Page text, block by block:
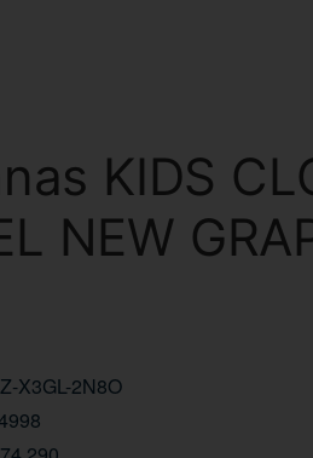
KIDS
NEW
X3GL-2N8O